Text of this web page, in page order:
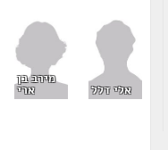
אלי דלל
מירב בן
ארי